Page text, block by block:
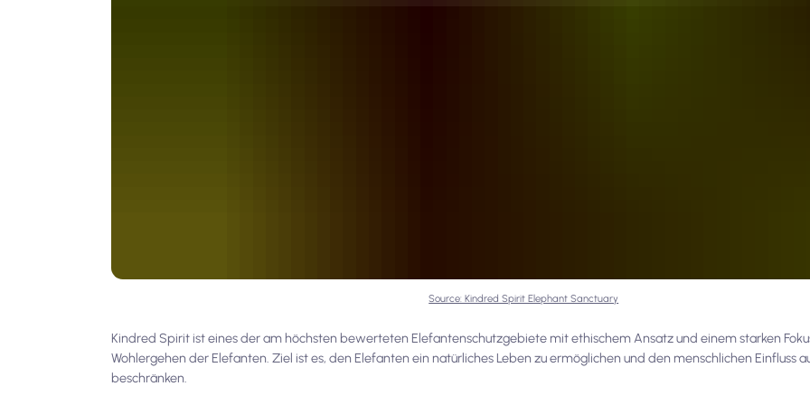
Source: Kindred Spirit Elephant Sanctuary
Kindred Spirit ist eines der am höchsten bewerteten Elefantenschutzgebiete mit ethischem Ansatz und einem starken
Wohlergehen der Elefanten. Ziel ist es, den Elefanten ein natürliches Leben zu ermöglichen und den menschlichen Einfluss
beschränken.